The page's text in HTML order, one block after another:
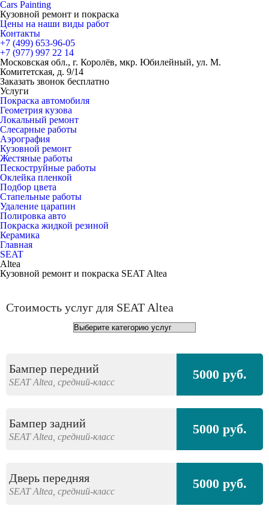
Cars Painting
Кузовной ремонт и покраска
Цены на наши виды работ
Контакты
+7 (499) 653-96-05
+7 (977) 997 22 14
Московская обл., г. Королёв, мкр. Юбилейный, ул. М.
Комитетская, д. 9/14
Заказать звонок бесплатно
Услуги
Покраска автомобиля
Геометрия кузова
Локальный ремонт
Слесарные работы
Аэрография
Кузовной ремонт
Жестяные работы
Пескоструйные работы
Оклейка пленкой
Подбор цвета
Стапельные работы
Удаление царапин
Полировка авто
Покраска жидкой резиной
Керамика
Главная
SEAT
Altea
Кузовной ремонт и покраска SEAT Altea
Стоимость услуг для SEAT Altea
Бампер передний
SEATAltea, средний-класс 5000 руб.
Бампер задний
SEATAltea, средний-класс 5000 руб.
Дверь передняя
SEATAltea, средний-класс 5000 руб.